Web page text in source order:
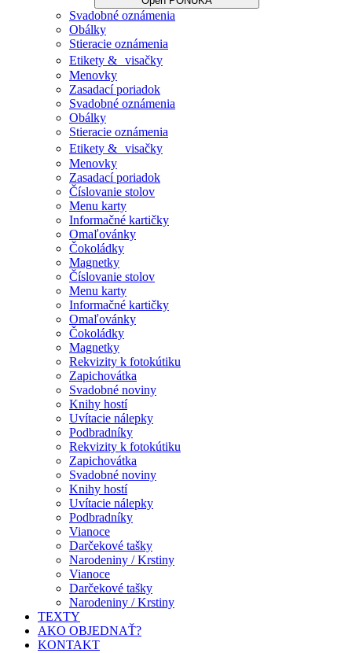
Svadobné oznámenia
Obálky
Stieracie oznámenia
Etikety & visačky
Menovky
Zasadací poriadok
Svadobné oznámenia
Obálky
Stieracie oznámenia
Etikety & visačky
Menovky
Zasadací poriadok
Číslovanie stolov
Menu karty
Informačné kartičky
Omaľovánky
Čokoládky
Magnetky
Číslovanie stolov
Menu karty
Informačné kartičky
Omaľovánky
Čokoládky
Magnetky
Rekvizity k fotokútiku
Zapichovátka
Svadobné noviny
Knihy hostí
Uvítacie nálepky
Podbradníky
Rekvizity k fotokútiku
Zapichovátka
Svadobné noviny
Knihy hostí
Uvítacie nálepky
Podbradníky
Vianoce
Darčekové tašky
Narodeniny / Krstiny
Vianoce
Darčekové tašky
Narodeniny / Krstiny
TEXTY
AKO OBJEDNAŤ?
KONTAKT